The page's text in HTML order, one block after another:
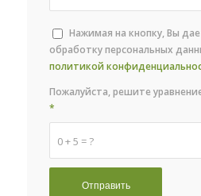
Нажимая на кнопку, Вы
обработку персональных
политикой
0 + 5 = ?
Пожалуйста, решите
*